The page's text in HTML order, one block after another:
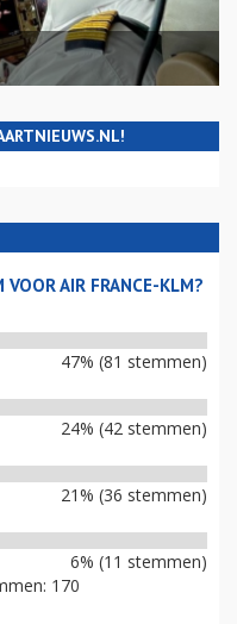
VOOR AIR FRANCE-KLM?
47% (81 stemmen)
24% (42 stemmen)
21% (36 stemmen)
6% (11 stemmen)
170